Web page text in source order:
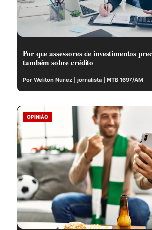
Por que assessores de investimentos
também sobre crédito
Por Weliton Nunez | jornalista | MTB 1697/AM
OPINIÃO